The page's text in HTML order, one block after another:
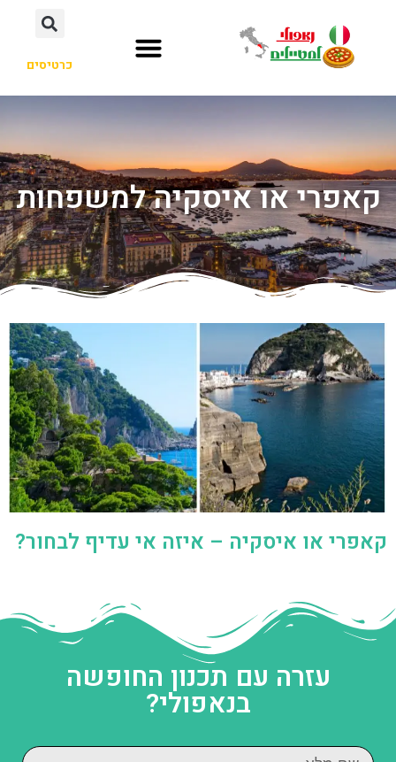
כרטיסים
קאפרי או איסקיה למשפחות
קאפרי או איסקיה – איזה אי עדיף לבחור?
עזרה עם תכנון החופשה
בנאפולי?